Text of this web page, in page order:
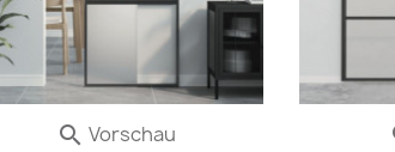
 Vorschau